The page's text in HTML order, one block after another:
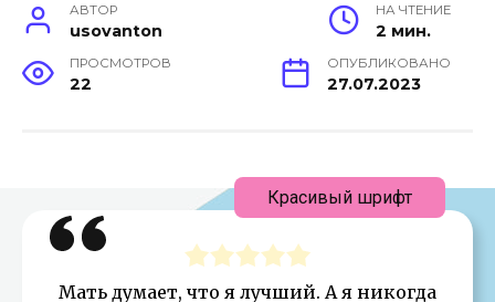
АВТОР
usovanton
НА ЧТЕНИЕ
2 мин.
ПРОСМОТРОВ
22
ОПУБЛИКОВАНО
27.07.2023
Мать думает, что я лучший. А я никогда
Красивый шрифт